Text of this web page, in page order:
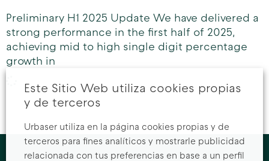
Preliminary H1 2025 Update We have delivered a
strong performance in the first half of 2025,
achieving mid to high single digit percentage
growth in
Este Sitio Web utiliza cookies propias
y de terceros
Urbaser utiliza en la página cookies propias y de
terceros para fines analíticos y mostrarle publicidad
relacionada con tus preferencias en base a un perfil